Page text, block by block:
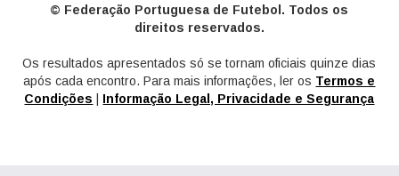
© Federação Portuguesa de Futebol. Todos os
direitos reservados.
Os resultados apresentados só se tornam oficiais quinze dias
após cada encontro. Para mais informações, ler os Termos e
Condições
Informação Legal, Privacidade e Segurança